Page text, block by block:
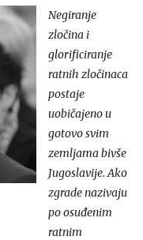
Negiranje
zločina i
glorificiranje
ratnih zločinaca
postaje
uobičajeno u
gotovo svim
zemljama bivše
Jugoslavije. Ako
zgrade nazivaju
po osuđenim
ratnim